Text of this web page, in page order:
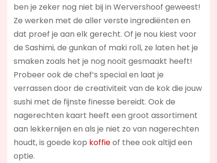
ben je zeker nog niet bij in Wervershoof geweest!
Ze werken met de aller verste ingrediënten en
dat proef je aan elk gerecht. Of je nou kiest voor
de Sashimi, de gunkan of maki roll, ze laten het je
smaken zoals het je nog nooit gesmaakt heeft!
Probeer ook de chef’s special en laat je
verrassen door de creativiteit van de kok die jouw
sushi met de fijnste finesse bereidt. Ook de
nagerechten kaart heeft een groot assortiment
aan lekkernijen en als je niet zo van nagerechten
houdt, is goede kop koffieof thee ook altijd een
optie.